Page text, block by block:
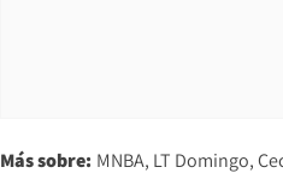
Más sobre: MNBA LT Domingo